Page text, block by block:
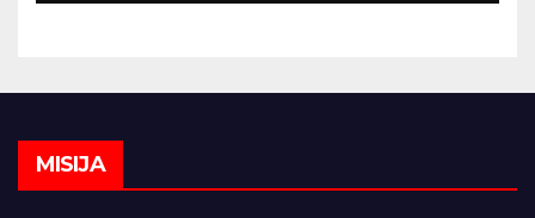
MISIJA